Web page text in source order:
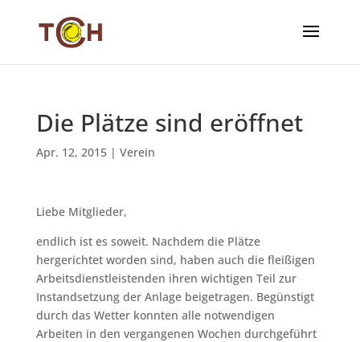
Die Plätze sind eröffnet
Apr. 12, 2015| Verein
Liebe Mitglieder,
endlich ist es soweit. Nachdem die Plätze
hergerichtet worden sind, haben auch die fleißigen
Arbeitsdienstleistenden ihren wichtigen Teil zur
Instandsetzung der Anlage beigetragen. Begünstigt
durch das Wetter konnten alle notwendigen
Arbeiten in den vergangenen Wochen durchgeführt